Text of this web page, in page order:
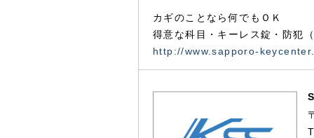
カギのことなら何でもＯＫ
得意な科目・キーレス錠・防犯
http://www.sapporo-